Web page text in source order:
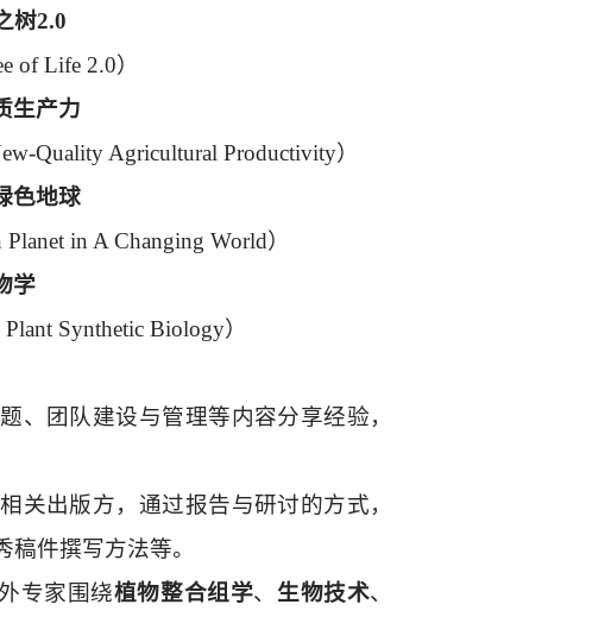
树2.0
of Life 2.0）
生产力
Quality Agricultural Productivity）
色地球
Planet in A Changing World）
学
Synthetic Biology）
、团队建设与管理等内容分享经验，
关出版方，通过报告与研讨的方式，
件撰写方法等。
专家围绕植物整合组学、 生物技术、